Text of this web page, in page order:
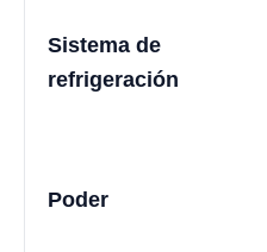
Sistema de
refrigeración
Poder